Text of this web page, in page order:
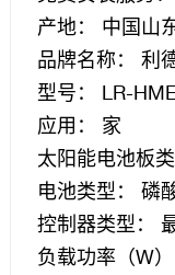
产地： 中国山
品牌名称： 利
型号： LR-
应用： 家
太阳能电池板类
电池类型： 磷
控制器类型：
负载功率（W）